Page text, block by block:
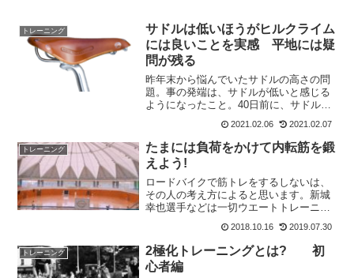
トレーニング
サドルは低いほうがヒルクライム
には良いことを実感 平地には疑
問が残る
昨年末から悩んでいたサドルの高さの問
題。事の発端は、サドルが低いと感じる
ようになったこと。40日前に、サドルを
2mm上げている。その後、年末までに2
回サドルを上げている。多分5～6mmほ
ど上がっただろうか。ここから、迷走が
始まった。どうも登...
2021.02.06 2021.02.07
トレーニング
たまには負荷をかけて内転筋を鍛
えよう!
ロードバイクで筋トレをするしないは、
その人の考え方によると思います。新城
幸也選手などは一切ウエートトレーニン
グを行っていませんしね。私の場合に
は、整体に通っていた時に良く言われて
いたのが内転筋が外転筋に比べて弱いの
でバランスを崩しやすいと言...
2018.10.16 2019.07.30
トレーニング
2極化トレーニングとは? 初
心者編